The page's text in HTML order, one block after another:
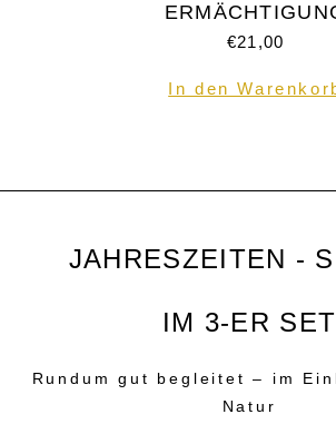
€21,00
In den
JAHRESZEITEN -
IM 3-ER SET
Rundum gut begleitet – im
Natur